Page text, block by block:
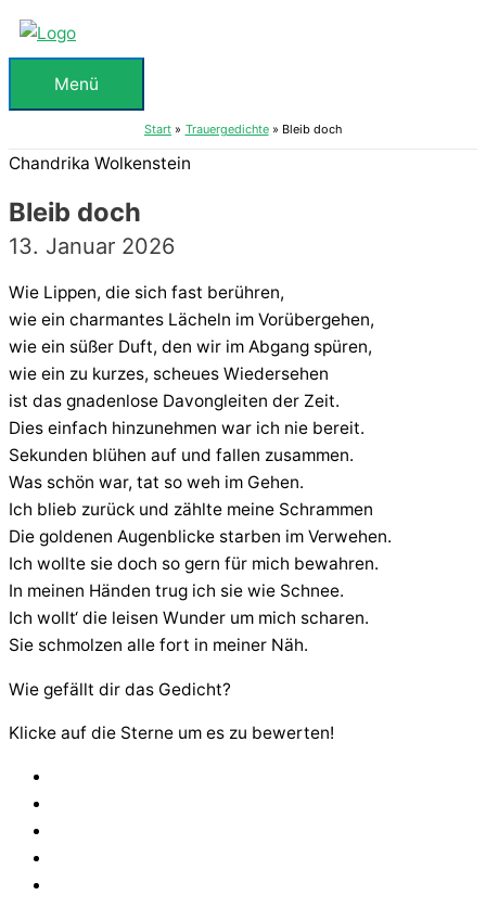
Zum
Inhalt
springenMenü
Menü
Start Trauergedichte Bleib doch
Chandrika Wolkenstein
Bleib doch
13. Januar 2026
Wie Lippen, die sich fast berühren,
wie ein charmantes Lächeln im Vorübergehen,
wie ein süßer Duft, den wir im Abgang spüren,
wie ein zu kurzes, scheues Wiedersehen
ist das gnadenlose Davongleiten der Zeit.
Dies einfach hinzunehmen war ich nie bereit.
Sekunden blühen auf und fallen zusammen.
Was schön war, tat so weh im Gehen.
Ich blieb zurück und zählte meine Schrammen
Die goldenen Augenblicke starben im Verwehen.
Ich wollte sie doch so gern für mich bewahren.
In meinen Händen trug ich sie wie Schnee.
Ich wollt‘ die leisen Wunder um mich scharen.
Sie schmolzen alle fort in meiner Näh.
Wie gefällt dir das Gedicht?
Klicke auf die Sterne um es zu bewerten!